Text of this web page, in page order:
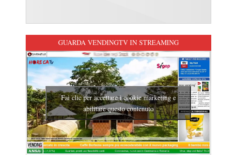
GUARDA VENDINGTV IN STREAMING
Fai clic per accettare i cookie marketing e
abilitare questo contenuto